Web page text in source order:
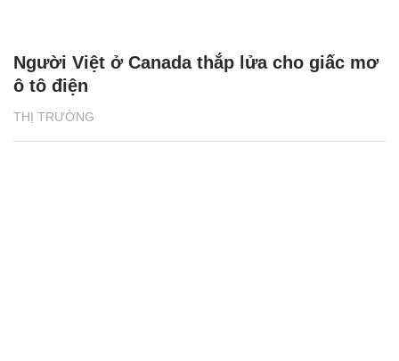
THỊ TRƯỜNG
Người Việt ở Canada thắp lửa cho giấc mơ
ô tô điện